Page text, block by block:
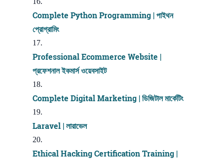
Complete Python Programming | পাইথন
প্রোগ্রামিং
Professional Ecommerce Website |
প্রফেশনাল ইকমার্স ওয়েবসাইট
Complete Digital Marketing | ডিজিটাল মার্কেটিং
Laravel | লারাভেল
Ethical Hacking Certification Training |